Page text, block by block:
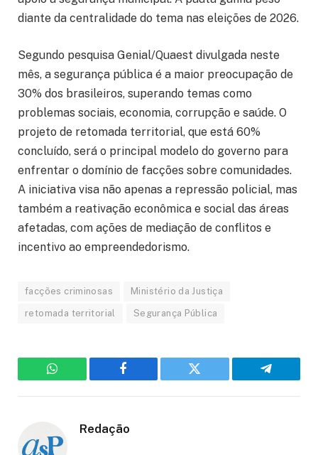
diante da centralidade do tema nas eleições de 2026.
Segundo pesquisa Genial/Quaest divulgada neste
mês, a segurança pública é a maior preocupação de
30% dos brasileiros, superando temas como
problemas sociais, economia, corrupção e saúde. O
projeto de retomada territorial, que está 60%
concluído, será o principal modelo do governo para
enfrentar o domínio de facções sobre comunidades.
A iniciativa visa não apenas a repressão policial, mas
também a reativação econômica e social das áreas
afetadas, com ações de mediação de conflitos e
incentivo ao empreendedorismo.
facções criminosas Ministério da Justiça
retomada territorial Segurança Pública
WhatsApp Facebook Twitter Telegram
Redação